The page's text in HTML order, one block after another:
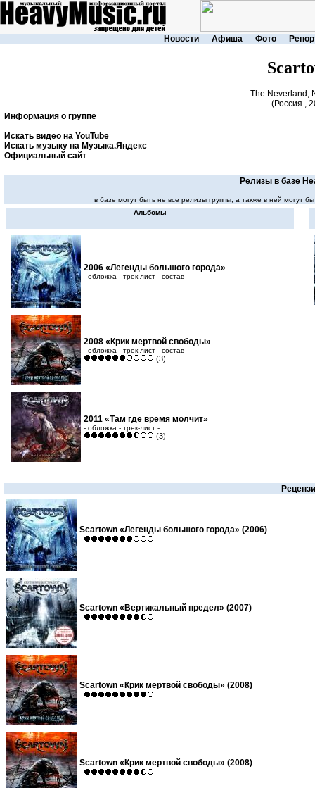
Новости Афиша Фото
The Neverland;
(Россия ,
Информация о группе
Искать видео на YouTube
Искать музыку на Музыка.Яндекс
Официальный сайт
Релизы в базе
в базе могут быть не все релизы группы, а также в ней
Альбомы
2006 «Легенды большого города»
- обложка - трек-лист - состав -
2008 «Крик мертвой свободы»
- обложка - трек-лист - состав -
(3)
2011 «Там где время молчит»
- обложка - трек-лист -
(3)
Scartown «Легенды большого города» (2006)
Scartown «Вертикальный предел» (2007)
Scartown «Крик мертвой свободы» (2008)
Scartown «Крик мертвой свободы» (2008)